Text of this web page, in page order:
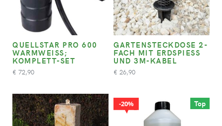
QUELLSTAR PRO 600
WARMWEISS; K
OMPLETT-SET
€ 72,90
GARTENSTECKDOSE 2-
FACH MIT ERDSPIESS U
ND 3M-KABEL
€ 26,90
Top
20%